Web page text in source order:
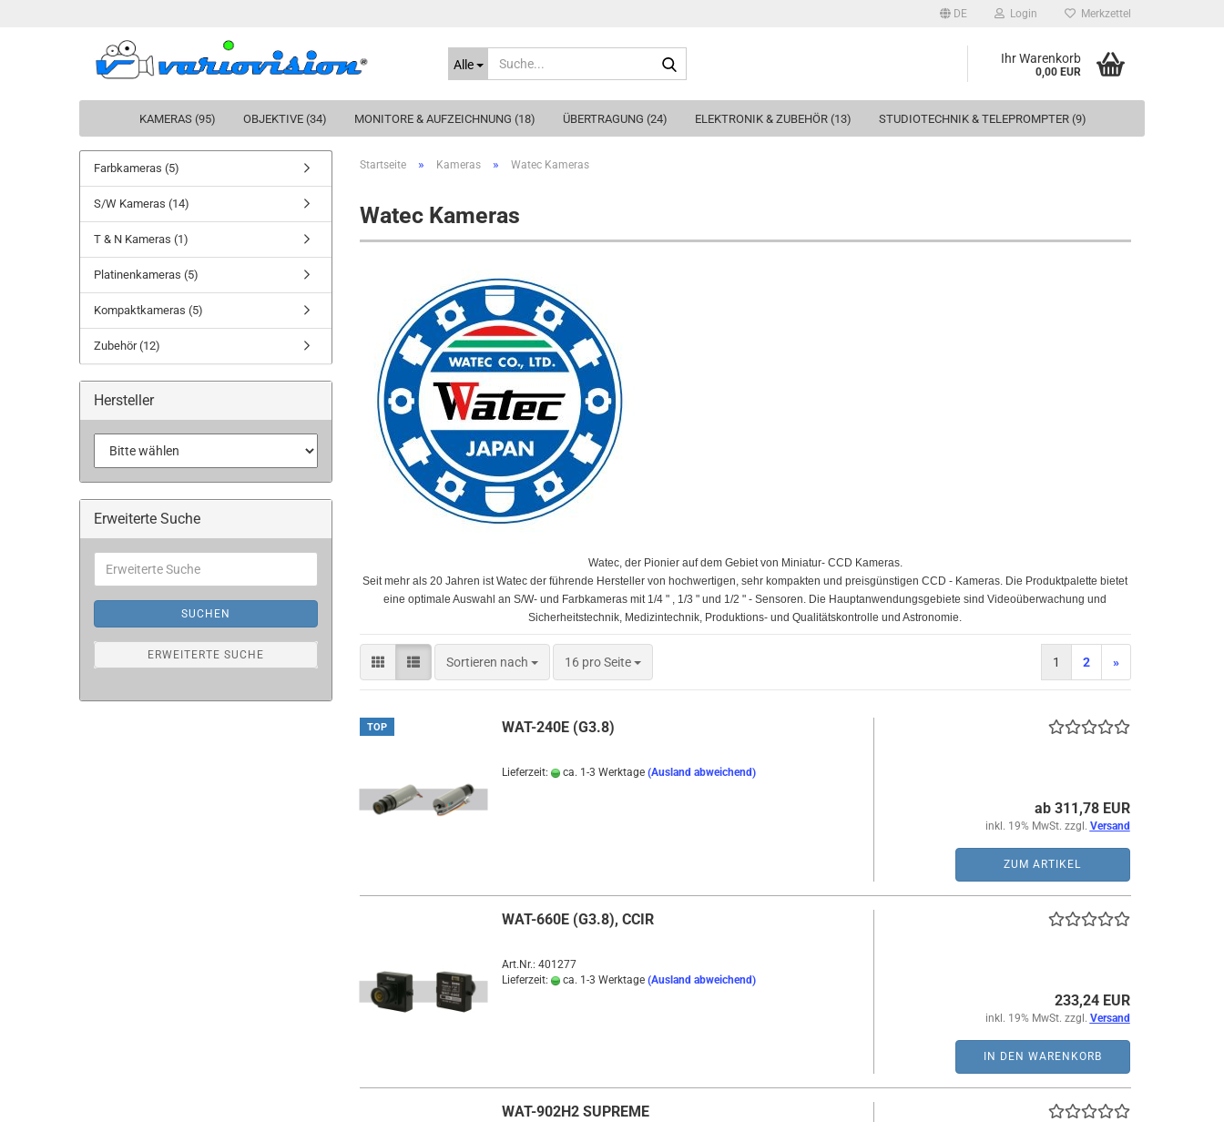
DE Login Merkzettel
Alle Ihr Warenkorb
0,00 EUR
KAMERAS (95) OBJEKTIVE (34) MONITORE & AUFZEICHNUNG (18) ÜBERTRAGUNG (24) ELEKTRONIK & ZUBEHÖR (13) STUDIOTECHNIK & TELEPROMPTER (9)
Startseite » Kameras » Watec Kameras
Watec Kameras
Watec, der Pionier auf dem Gebiet von Miniatur- CCD Kameras.
Seit mehr als 20 Jahren ist Watec der führende Hersteller von hochwertigen, sehr kompakten und preisgünstigen CCD - Kameras. Die Produktpalette bietet
eine optimale Auswahl an S/W- und Farbkameras mit 1/4 " , 1/3 " und 1/2 " - Sensoren. Die Hauptanwendungsgebiete sind Videoüberwachung und
Sicherheitstechnik, Medizintechnik, Produktions- und Qualitätskontrolle und Astronomie.
Sortieren nach
Sortieren nach 16 pro Seite
pro Seite 1 2 »
TOP WAT-240E (G3.8)
Lieferzeit: ca. 1-3 Werktage (Ausland abweichend)
ab 311,78 EUR
inkl. 19% MwSt. zzgl. Versand
ZUM ARTIKEL
WAT-660E (G3.8), CCIR
Art.Nr.: 401277
Lieferzeit:
ca. 1-3 Werktage (Ausland abweichend)
233,24 EUR
inkl. 19% MwSt. zzgl. Versand
IN DEN WARENKORB
WAT-902H2 SUPREME
Farbkameras (5)
S/W Kameras (14)
T & N Kameras (1)
Platinenkameras (5)
Kompaktkameras (5)
Zubehör (12)
Hersteller
Erweiterte Suche
Suche
SUCHEN
ERWEITERTE SUCHE